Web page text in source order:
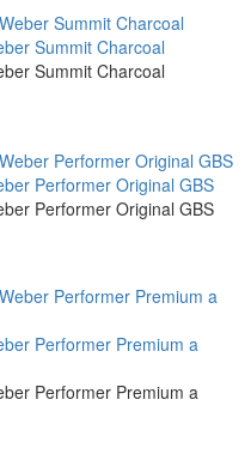
Summit Charcoal
Summit Charcoal
Performer Original GBS
Performer Original GBS
Performer Premium a
Performer Premium a